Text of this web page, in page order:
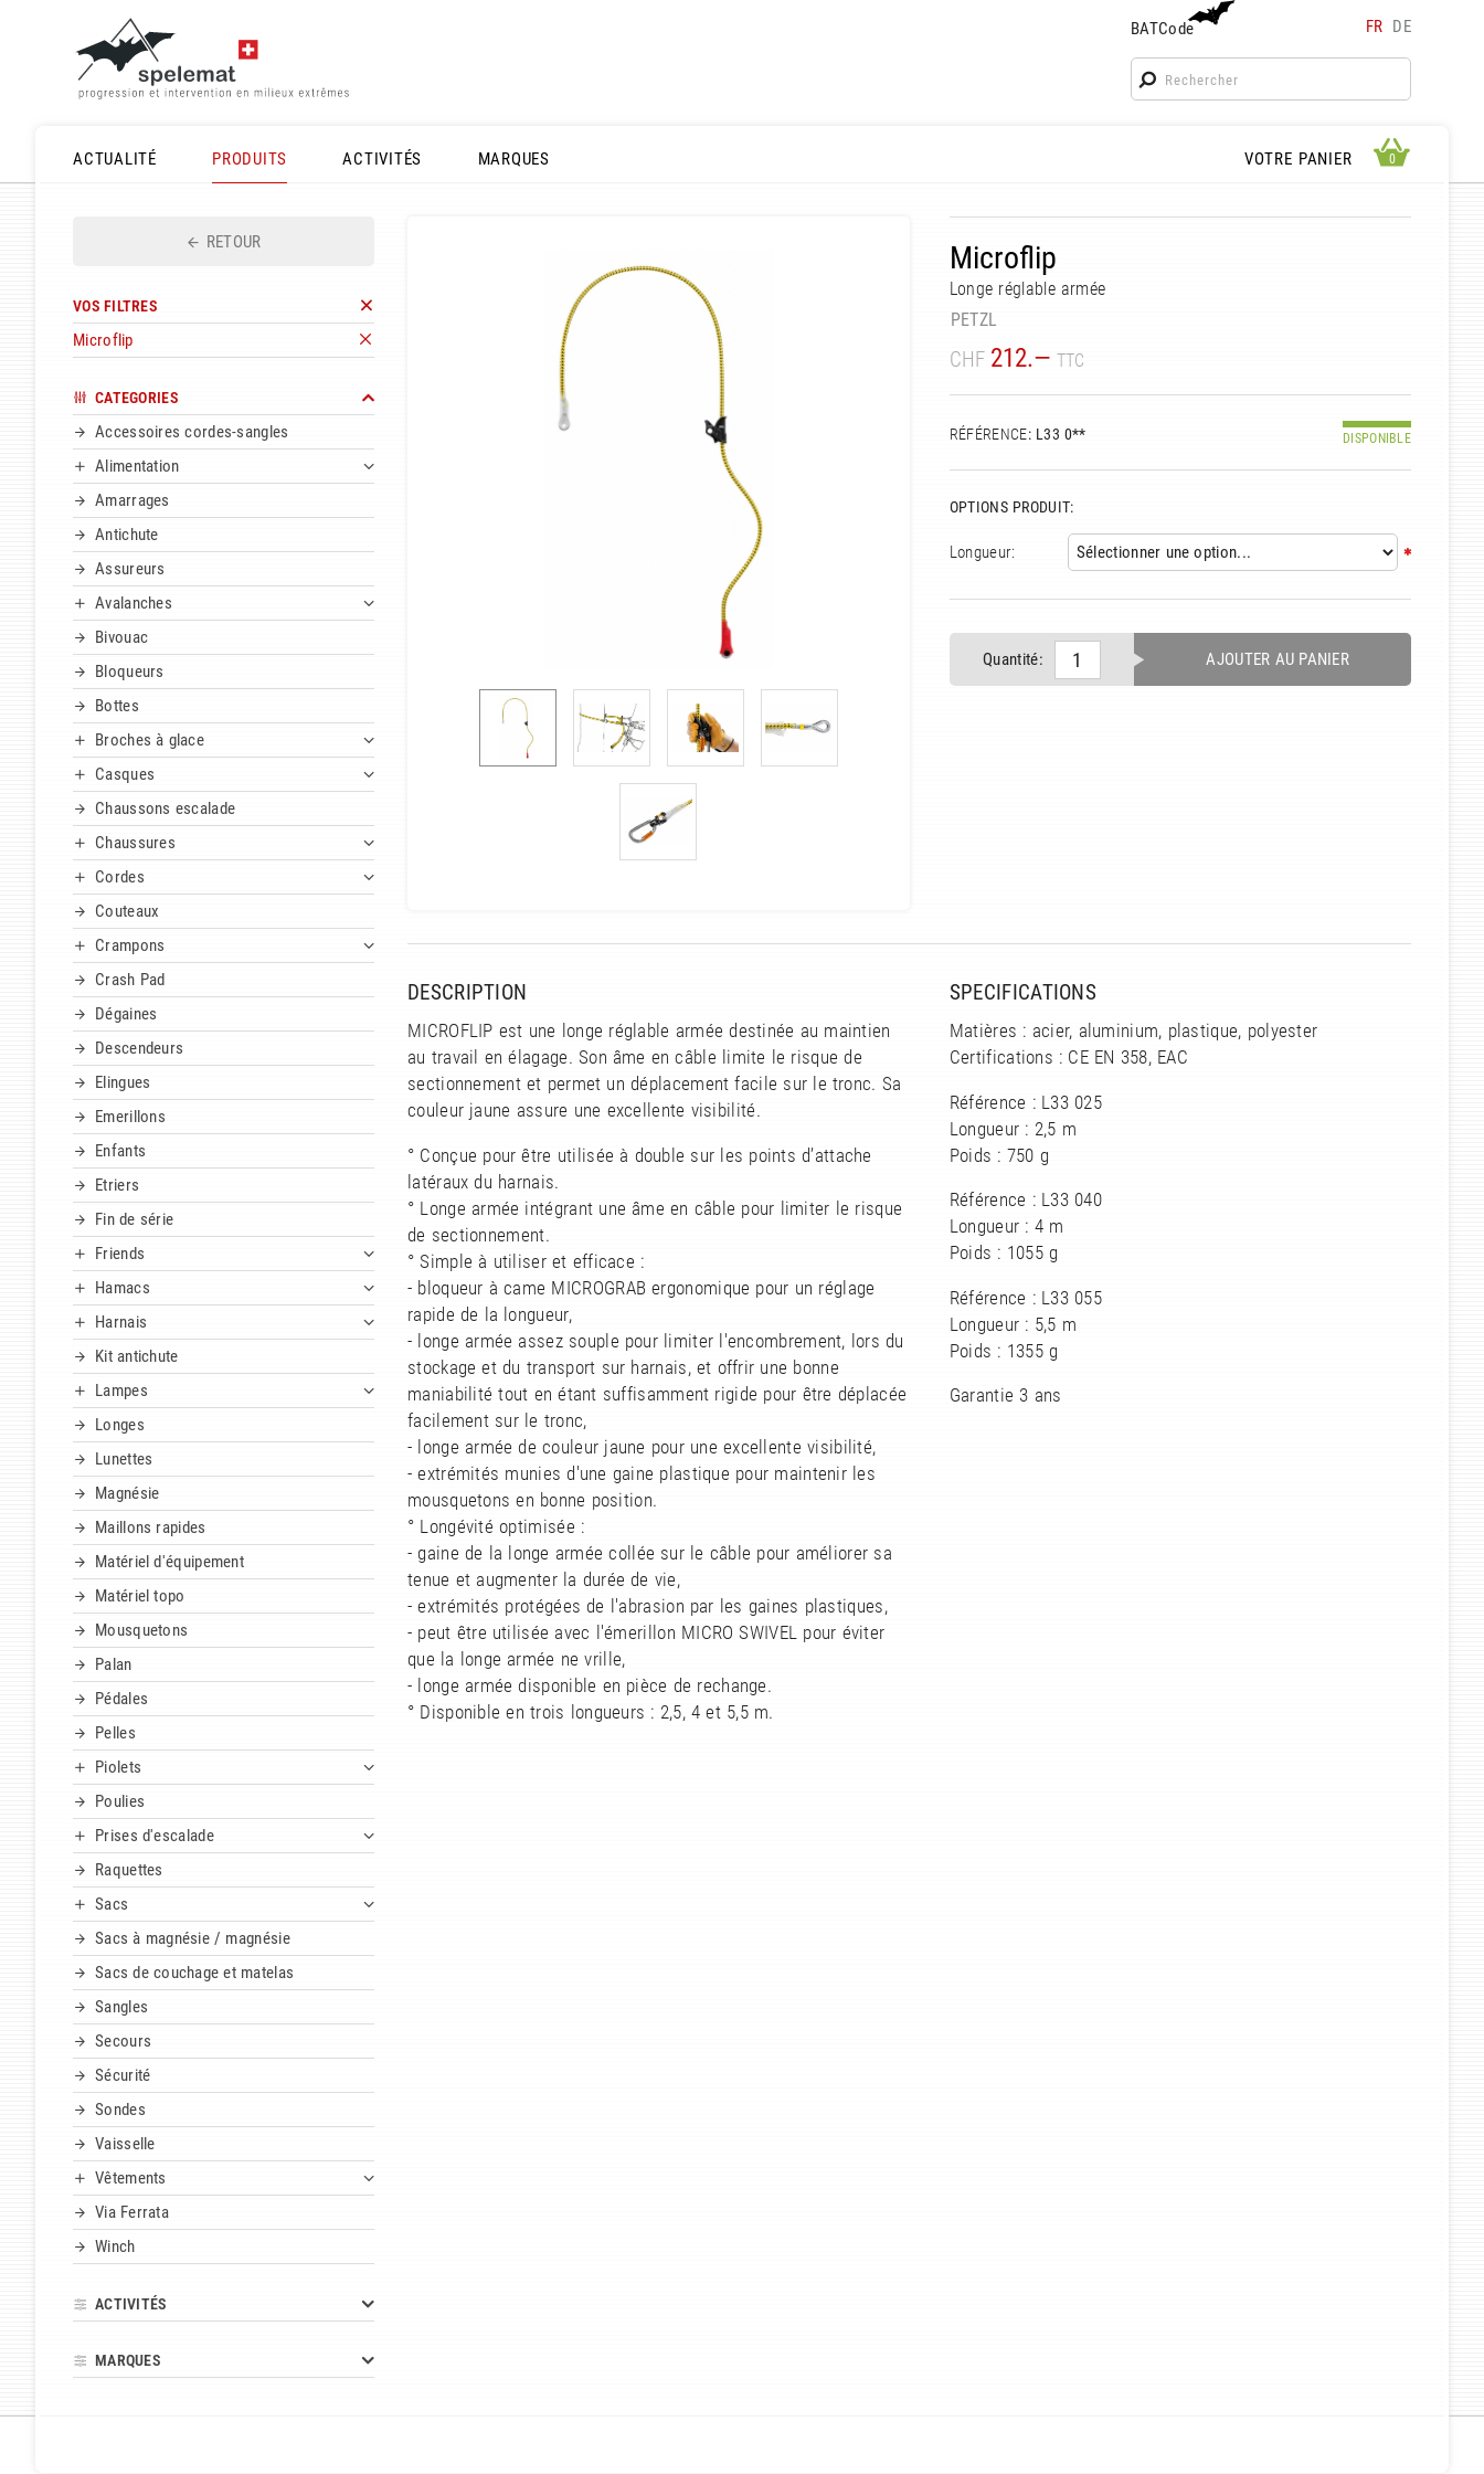
BATCode FR DE
BATCode
Rentrez votre BATCode et validez
ACTUALITÉ
PRODUITS ACTIVITÉS MARQUES VOTRE PANIER 0 0
RETOUR
VOS FILTRES
Microflip
CATEGORIES
Accessoires cordes-sangles
Alimentation
Amarrages
Antichute
Assureurs
Avalanches
Bivouac
Bloqueurs
Bottes
Broches à glace
Casques
Chaussons escalade
Chaussures
Cordes
Couteaux
Crampons
Crash Pad
Dégaines
Descendeurs
Elingues
Emerillons
Enfants
Etriers
Fin de série
Friends
Hamacs
Harnais
Kit antichute
Lampes
Longes
Lunettes
Magnésie
Maillons rapides
Matériel d'équipement
Matériel topo
Mousquetons
Palan
Pédales
Pelles
Piolets
Poulies
Prises d'escalade
Raquettes
Sacs
Sacs à magnésie / magnésie
Sacs de couchage et matelas
Sangles
Secours
Sécurité
Sondes
Vaisselle
Vêtements
Via Ferrata
Winch
ACTIVITÉS
MARQUES
Microflip
Longe réglable armée
PETZL
CHF 212.— TTC
RÉFÉRENCE: L33 0** DISPONIBLE
OPTIONS PRODUIT:
Longueur:
Quantité: AJOUTER AU PANIER
DESCRIPTION
MICROFLIP est une longe réglable armée destinée au maintien
au travail en élagage. Son âme en câble limite le risque de
sectionnement et permet un déplacement facile sur le tronc. Sa
couleur jaune assure une excellente visibilité.
° Conçue pour être utilisée à double sur les points d’attache
latéraux du harnais.
° Longe armée intégrant une âme en câble pour limiter le risque
de sectionnement.
° Simple à utiliser et efficace :
- bloqueur à came MICROGRAB ergonomique pour un réglage
rapide de la longueur,
- longe armée assez souple pour limiter l'encombrement, lors du
stockage et du transport sur harnais, et offrir une bonne
maniabilité tout en étant suffisamment rigide pour être déplacée
facilement sur le tronc,
- longe armée de couleur jaune pour une excellente visibilité,
- extrémités munies d'une gaine plastique pour maintenir les
mousquetons en bonne position.
° Longévité optimisée :
- gaine de la longe armée collée sur le câble pour améliorer sa
tenue et augmenter la durée de vie,
- extrémités protégées de l'abrasion par les gaines plastiques,
- peut être utilisée avec l'émerillon MICRO SWIVEL pour éviter
que la longe armée ne vrille,
- longe armée disponible en pièce de rechange.
° Disponible en trois longueurs : 2,5, 4 et 5,5 m.
SPECIFICATIONS
Matières : acier, aluminium, plastique, polyester
Certifications : CE EN 358, EAC
Référence : L33 025
Longueur : 2,5 m
Poids : 750 g
Référence : L33 040
Longueur : 4 m
Poids : 1055 g
Référence : L33 055
Longueur : 5,5 m
Poids : 1355 g
Garantie 3 ans